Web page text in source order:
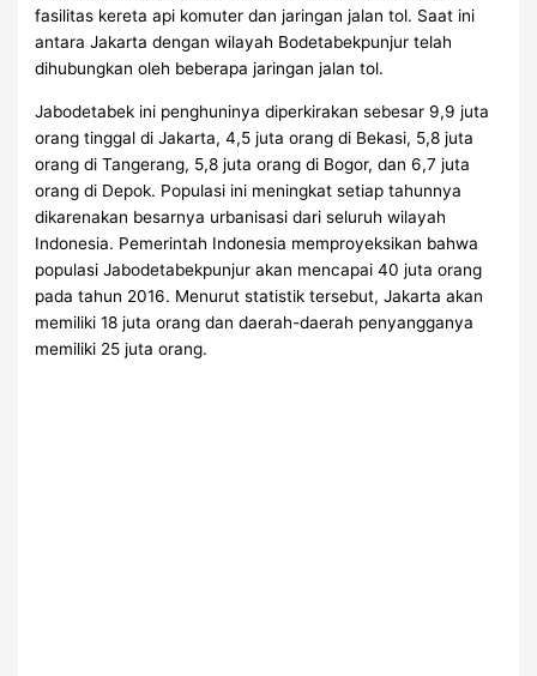
fasilitas kereta api komuter dan jaringan jalan tol. Saat ini
antara Jakarta dengan wilayah Bodetabekpunjur telah
dihubungkan oleh beberapa jaringan jalan tol.
Jabodetabek ini penghuninya diperkirakan sebesar 9,9 juta
orang tinggal di Jakarta, 4,5 juta orang di Bekasi, 5,8 juta
orang di Tangerang, 5,8 juta orang di Bogor, dan 6,7 juta
orang di Depok. Populasi ini meningkat setiap tahunnya
dikarenakan besarnya urbanisasi dari seluruh wilayah
Indonesia. Pemerintah Indonesia memproyeksikan bahwa
populasi Jabodetabekpunjur akan mencapai 40 juta orang
pada tahun 2016. Menurut statistik tersebut, Jakarta akan
memiliki 18 juta orang dan daerah-daerah penyangganya
memiliki 25 juta orang.